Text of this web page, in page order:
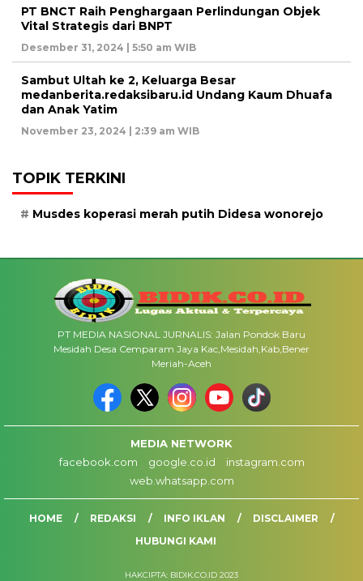
PT BNCT Raih Penghargaan Perlindungan Objek
Vital Strategis dari BNPT
Desember 31, 2024 | 5:50 am WIB
Sambut Ultah ke 2, Keluarga Besar
medanberita.redaksibaru.id Undang Kaum Dhuafa
dan Anak Yatim
November 23, 2024 | 2:39 am WIB
TOPIK TERKINI
Musdes koperasi merah putih Didesa wonorejo
PT MEDIA NASIONAL JURNALIS: Jalan Pondok Baru
Mesidah Desa Cemparam Jaya Kac,Mesidah,Kab,Bener
Meriah-Aceh
MEDIA NETWORK
facebook.com
google.co.id
instagram.com
web.whatsapp.com
HOME REDAKSI INFO IKLAN
DISCLAIMER
HUBUNGI KAMI
HAKCIPTA: BIDIK.CO.ID 2023